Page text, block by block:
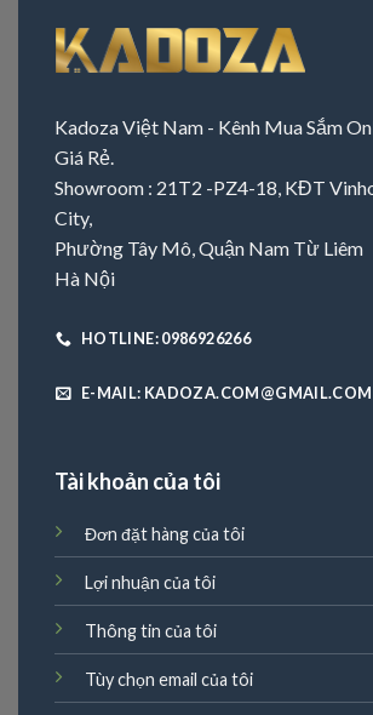
Kadoza Việt Nam - Kênh Mua Sắm
Giá Rẻ.
Showroom : 21T2 -PZ4-18, KĐT
City,
Phường Tây Mô, Quận Nam Từ Liêm
Hà Nội
HOTLINE: 0986926266
E-MAIL: KADOZA.COM@GMAIL.COM
Tài khoản của tôi
Đơn đặt hàng của tôi
Lợi nhuận của tôi
Thông tin của tôi
Tùy chọn email của tôi